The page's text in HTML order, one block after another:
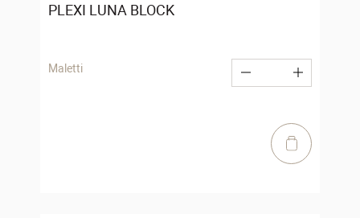
PLEXI LUNA BLOCK
Maletti